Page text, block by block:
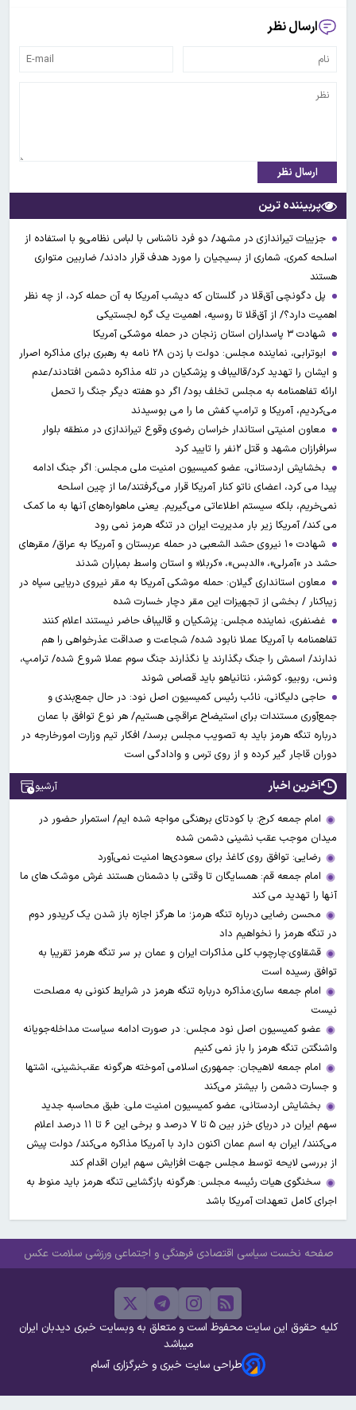
ارسال نظر
ارسال نظر
پربیننده ترین
جزییات تیراندازی در مشهد/ دو فرد ناشناس با لباس نظامی‌و با استفاده از
اسلحه کمری، شماری از بسیجیان را مورد هدف قرار دادند/ ضاربین متواری
هستند
پل دگونچی آق‌قلا در گلستان که دیشب آمریکا به آن حمله کرد، از چه نظر
اهمیت دارد؟/ از آق‌قلا تا روسیه، اهمیت یک گره لجستیکی
شهادت ۳ ‌پاسداران استان زنجان در حمله موشکی آمریکا
ابوترابی، نماینده مجلس: دولت با زدن ۲۸ نامه به رهبری برای مذاکره اصرار
و ایشان را تهدید کرد/قالیباف و پزشکیان در تله مذاکره دشمن افتادند/عدم
ارائه تفاهمنامه به مجلس تخلف بود/ اگر دو هفته دیگر جنگ را تحمل
می‌کردیم، آمریکا و ترامپ کفش ما را می بوسیدند
معاون امنیتی استاندار خراسان رضوی وقوع تیراندازی در منطقه بلوار
سرافرازان مشهد و قتل ۲نفر را تایید کرد
بخشایش اردستانی، عضو کمیسیون امنیت ملی مجلس: اگر جنگ ادامه
پیدا می کرد، اعضای ناتو کنار آمریکا قرار می‌گرفتند/ما از چین اسلحه
نمی‌خریم، بلکه سیستم اطلاعاتی می‌گیریم. یعنی ماهواره‌های آنها به ما کمک
می کند/ آمریکا زیر بار مدیریت ایران در تنگه هرمز نمی رود
شهادت ۱۰ نیروی حشد الشعبی در حمله عربستان و آمریکا به عراق/ مقرهای
حشد در »آمرلی»، «الدبس»، «کربلا« و استان واسط بمباران شدند
معاون استانداری گیلان: حمله موشکی آمریکا به مقر نیروی دریایی سپاه در
زیباکنار / بخشی از تجهیزات این مقر دچار خسارت شده
غضنفری، نماینده مجلس: پزشکیان و قالیباف حاضر نیستند اعلام کنند
تفاهمنامه با آمریکا عملا نابود شده/ شجاعت و صداقت عذرخواهی را هم
ندارند/ اسمش را جنگ بگذارند یا نگذارند جنگ سوم عملا شروع شده/ ترامپ،
ونس، روبیو، کوشنر، نتانیاهو باید قصاص شوند
حاجی دلیگانی، نائب رئیس کمیسیون اصل نود: در حال جمع‌بندی و
جمع‌آوری مستندات برای استیضاح عراقچی هستیم/ هر نوع توافق با عمان
درباره تنگه هرمز باید به تصویب مجلس برسد/ افکار تیم وزارت امورخارجه در
دوران قاجار گیر کرده و از روی ترس و وادادگی است
آخرین اخبار آرشیو
امام جمعه کرج: با کودتای برهنگی مواجه شده ایم/ استمرار حضور در
میدان موجب عقب نشینی دشمن شده
رضایی: توافق روی کاغذ برای سعودی‌ها امنیت نمی‌آورد
امام جمعه قم: همسایگان تا وقتی با دشمنان هستند غرش موشک های ما
آنها را تهدید می کند
محسن رضایی درباره تنگه هرمز؛ ما هرگز اجازه باز شدن یک کریدور دوم
در تنگه هرمز را نخواهیم داد
قشقاوی:چارچوب کلی مذاکرات ایران و عمان بر سر تنگه هرمز تقریبا به
توافق رسیده است
امام جمعه ساری:مذاکره درباره تنگه هرمز در شرایط کنونی به مصلحت
نیست
عضو کمیسیون اصل نود مجلس: در صورت ادامه سیاست مداخله‌جویانه
واشنگتن تنگه هرمز را باز نمی کنیم
امام جمعه لاهیجان: جمهوری اسلامی آموخته هرگونه عقب‌نشینی، اشتها
و جسارت دشمن را بیشتر می‌کند
بخشایش اردستانی، عضو کمیسیون امنیت ملی: طبق محاسبه جدید
سهم ایران در دریای خزر بین ۵ تا ۷ درصد و برخی این ۶ تا ۱۱ درصد اعلام
می‌کنند/ ایران به اسم عمان اکنون دارد با آمریکا مذاکره می‌کند/ دولت پیش
از بررسی لایحه توسط مجلس جهت افزایش سهم ایران اقدام کند
سخنگوی هیات رئیسه مجلس: هرگونه بازگشایی تنگه هرمز باید منوط به
اجرای کامل تعهدات آمریکا باشد
صفحه نخست سیاسی اقتصادی فرهنگی و اجتماعی ورزشی سلامت عکس
کلیه حقوق این سایت محفوظ است و متعلق به وبسایت خبری دیدبان ایران
میباشد
طراحی سایت خبری و خبرگزاری آسام